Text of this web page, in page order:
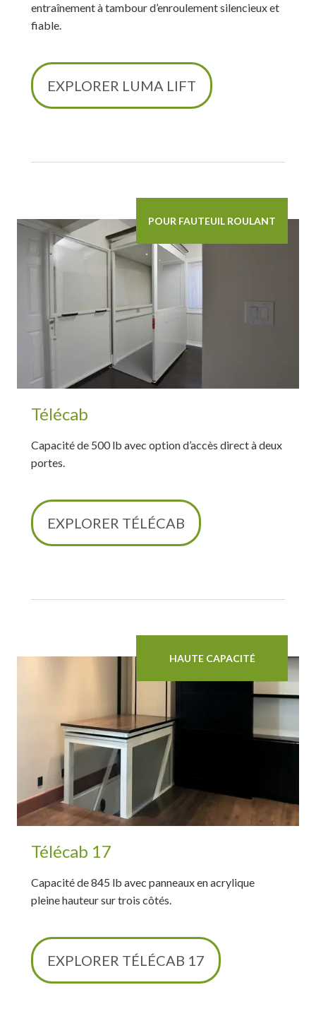
entraînement à tambour d’enroulement silencieux et
fiable.
EXPLORER LUMA LIFT
Télécab
Capacité de 500 lb avec option d’accès direct à deux
portes.
EXPLORER TÉLÉCAB
POUR FAUTEUIL ROULANT
Télécab 17
Capacité de 845 lb avec panneaux en acrylique
pleine hauteur sur trois côtés.
EXPLORER TÉLÉCAB 17
HAUTE CAPACITÉ